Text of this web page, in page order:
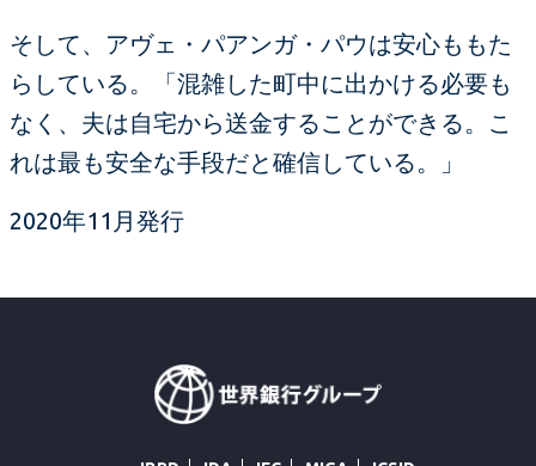
そして、アヴェ・パアンガ・パウは安心ももた
らしている。「混雑した町中に出かける必要も
なく、夫は自宅から送金することができる。こ
れは最も安全な手段だと確信している。」
2020年11月発行